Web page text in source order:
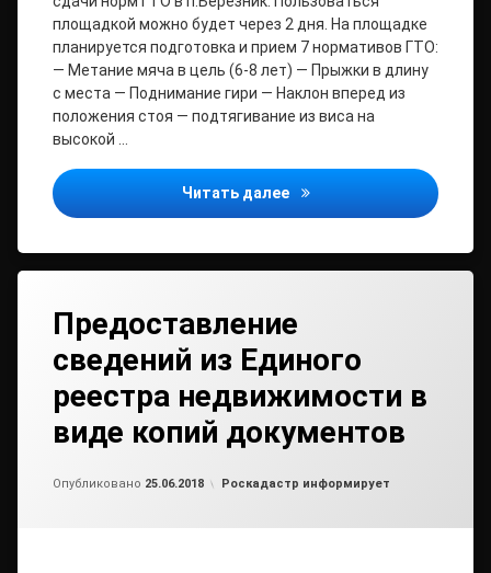
площадкой можно будет через 2 дня. На площадке
планируется подготовка и прием 7 нормативов ГТО:
— Метание мяча в цель (6-8 лет) — Прыжки в длину
с места — Поднимание гири — Наклон вперед из
положения стоя — подтягивание из виса на
высокой …
Читать далее Новая площадка для
Предоставление
сведений из Единого
реестра недвижимости в
виде копий документов
Опубликовано 25.06.2018 Рубрики:
Роскадастр информирует